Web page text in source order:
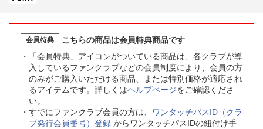
会員特典
こちらの商品は会員特典商品です
「会員特典」アイコンがついている商品は、各クラブが導
入しているファンクラブなどの会員制度により、会員の方
のみがご購入いただける商品、または特別価格が適応され
るアイテムです。詳しくはヘルプページをご確認くださ
い。
すでにファンクラブ会員の方は、
ワンタッチパスID（クラ
ブ発行会員番号）登録 からワンタッチパスIDの紐付け手